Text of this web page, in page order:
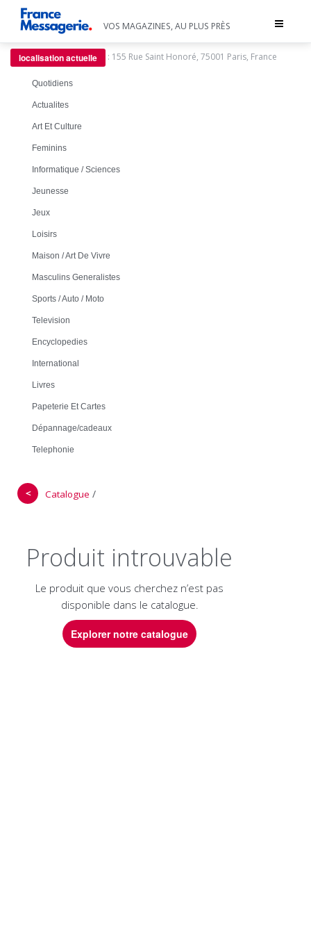
Toggle
VOS MAGAZINES, AU PLUS PRÈS
localisation actuelle : 155 Rue Saint Honoré, 75001 Paris, France
Quotidiens
Actualites
Art Et Culture
Feminins
Informatique / Sciences
Jeunesse
Jeux
Loisirs
Maison / Art De Vivre
Masculins Generalistes
Sports / Auto / Moto
Television
Encyclopedies
International
Livres
Papeterie Et Cartes
Dépannage/cadeaux
Telephonie
＜ Catalogue /
Produit introuvable
Le produit que vous cherchez n’est pas
disponible dans le catalogue.
Explorer notre catalogue